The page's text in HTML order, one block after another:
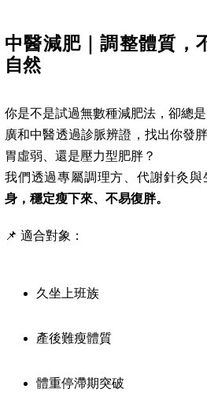
中醫減肥｜調整體質，
自然
你是不是試過無數種減肥法，卻總
廣和中醫透過診脈辨證，找出你
胃虛弱、還是壓力型肥胖？
我們透過專屬調理方、代謝針灸與
身，穩定瘦下來、不易復胖。
📌 適合對象：
久坐上班族
產後難瘦體質
體重停滯期突破